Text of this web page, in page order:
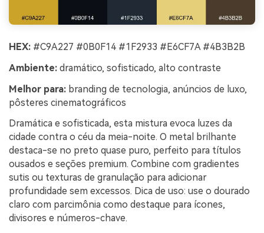
HEX: #C9A227 #0B0F14 #1F2933 #E6CF7A #4B3B2B
Ambiente: dramático, sofisticado, alto contraste
Melhor para: branding de tecnologia, anúncios de luxo,
pôsteres cinematográficos
Dramática e sofisticada, esta mistura evoca luzes da
cidade contra o céu da meia-noite. O metal brilhante
destaca-se no preto quase puro, perfeito para títulos
ousados e seções premium. Combine com gradientes
sutis ou texturas de granulação para adicionar
profundidade sem excessos. Dica de uso: use o dourado
claro com parcimônia como destaque para ícones,
divisores e números-chave.